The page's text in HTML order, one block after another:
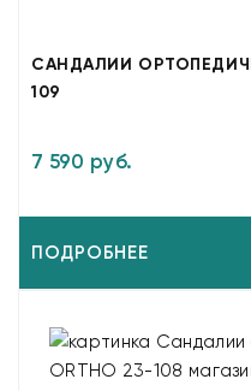
САНДАЛИИ
109
7 590 руб.
ПОДРОБНЕЕ